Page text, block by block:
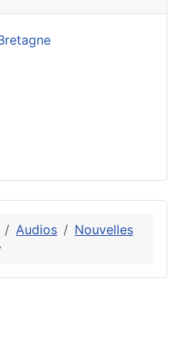
Audios
Nouvelles